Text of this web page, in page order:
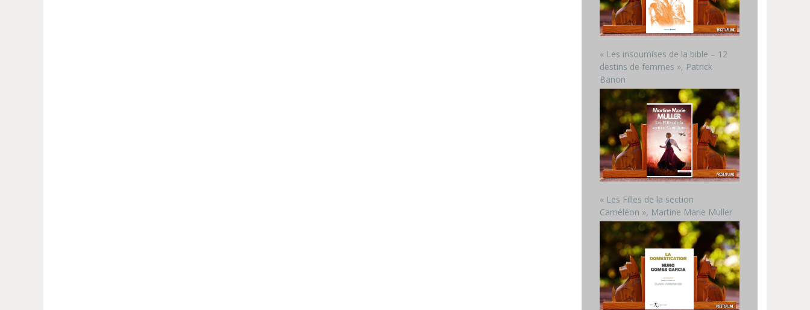
« Les insoumises de la bible – 12
destins de femmes », Patrick
Banon
« Les Filles de la section
Caméléon », Martine Marie Muller